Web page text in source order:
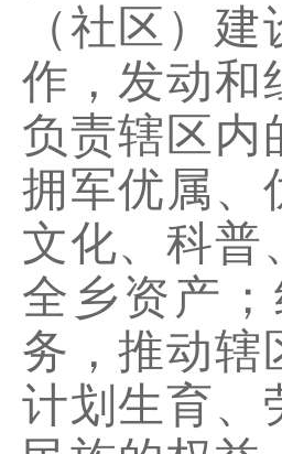
（社区）
作，发动和
负责辖区内
拥军优属、
文化、科普
全乡资产
务，推动辖
计划生育、